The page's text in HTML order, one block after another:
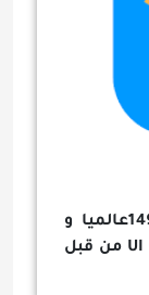
حصلت جامعة الزهراوي تسلسل 1493عالميا و
تسلسل 73محليا في UI Green Metrics من قبل